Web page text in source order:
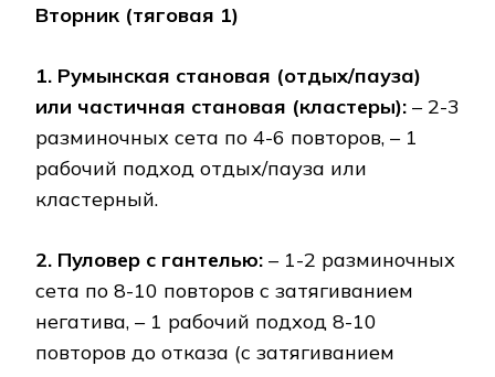
Вторник (тяговая 1)
1. Румынская становая (отдых/пауза)
или частичная становая (кластеры): – 2-3
разминочных сета по 4-6 повторов, – 1
рабочий подход отдых/пауза или
кластерный.
2. Пуловер с гантелью: – 1-2 разминочных
сета по 8-10 повторов с затягиванием
негатива, – 1 рабочий подход 8-10
повторов до отказа (с затягиванием